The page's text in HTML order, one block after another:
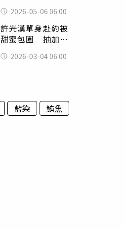
圾隨便丟
2026-05-06 06:00
許光漢單身赴約被
甜蜜包圍 抽加熱
2026-03-04 06:00
藍染
鮪魚